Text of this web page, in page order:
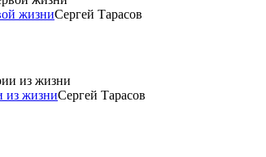
жизниСергей Тарасов
из жизниСергей Тарасов